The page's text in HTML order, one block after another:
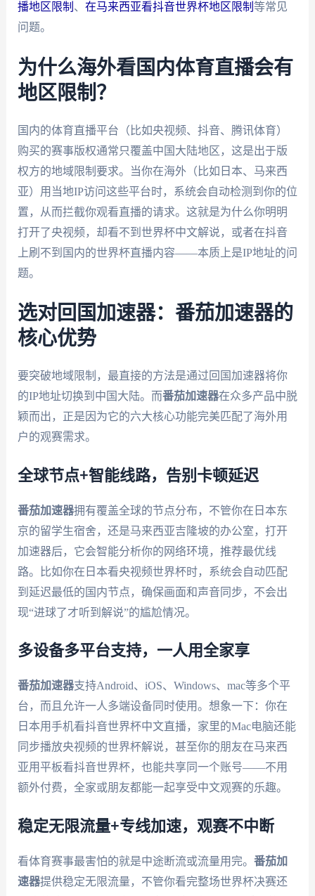
播地区限制 、 在马来西亚看抖音世界杯地区限制 等常见
问题。
为什么海外看国内体育直播会有
地区限制？
国内的体育直播平台（比如央视频、抖音、腾讯体育）
购买的赛事版权通常只覆盖中国大陆地区，这是出于版
权方的地域限制要求。当你在海外（比如日本、马来西
亚）用当地IP访问这些平台时，系统会自动检测到你的位
置，从而拦截你观看直播的请求。这就是为什么你明明
打开了央视频，却看不到世界杯中文解说，或者在抖音
上刷不到国内的世界杯直播内容——本质上是IP地址的问
题。
选对回国加速器：番茄加速器的
核心优势
要突破地域限制，最直接的方法是通过回国加速器将你
的IP地址切换到中国大陆。而番茄加速器在众多产品中脱
颖而出，正是因为它的六大核心功能完美匹配了海外用
户的观赛需求。
全球节点+智能线路，告别卡顿延迟
番茄加速器拥有覆盖全球的节点分布，不管你在日本东
京的留学生宿舍，还是马来西亚吉隆坡的办公室，打开
加速器后，它会智能分析你的网络环境，推荐最优线
路。比如你在日本看央视频世界杯时，系统会自动匹配
到延迟最低的国内节点，确保画面和声音同步，不会出
现“进球了才听到解说”的尴尬情况。
多设备多平台支持，一人用全家享
番茄加速器支持Android、iOS、Windows、mac等多个平
台，而且允许一人多端设备同时使用。想象一下：你在
日本用手机看抖音世界杯中文直播，家里的Mac电脑还能
同步播放央视频的世界杯解说，甚至你的朋友在马来西
亚用平板看抖音世界杯，也能共享同一个账号——不用
额外付费，全家或朋友都能一起享受中文观赛的乐趣。
稳定无限流量+专线加速，观赛不中断
看体育赛事最害怕的就是中途断流或流量用完。 番茄加
速器提供稳定无限流量，不管你看完整场世界杯决赛还